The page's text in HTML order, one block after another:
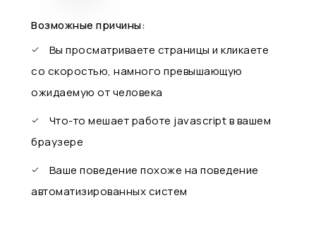
Возможные причины:
Вы просматриваете страницы и кликаете
со скоростью, намного превышающую
ожидаемую от человека
Что-то мешает работе javascript в вашем
браузере
Ваше поведение похоже на поведение
автоматизированных систем